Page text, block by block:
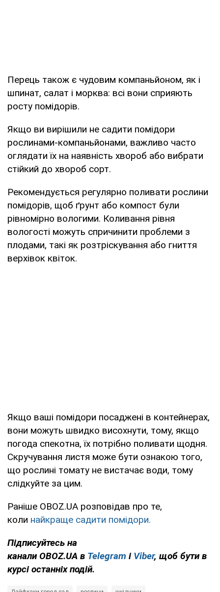
Перець також є чудовим компаньйоном, як і
шпинат, салат і морква: всі вони сприяють
росту помідорів.
Якщо ви вирішили не садити помідори
рослинами-компаньйонами, важливо часто
оглядати їх на наявність хвороб або вибрати
стійкий до хвороб сорт.
Рекомендується регулярно поливати рослини
помідорів, щоб ґрунт або компост були
рівномірно вологими. Коливання рівня
вологості можуть спричинити проблеми з
плодами, такі як розтріскування або гниття
верхівок квіток.
Якщо ваші помідори посаджені в контейнерах,
вони можуть швидко висохнути, тому, якщо
погода спекотна, їх потрібно поливати щодня.
Скручування листя може бути ознакою того,
що рослині томату не вистачає води, тому
слідкуйте за цим.
Раніше OBOZ.UA розповідав про те,
коли найкраще садити помідори.
Підписуйтесь на
канали OBOZ.UA в Telegram і Viber, щоб бути в
курсі останніх подій.